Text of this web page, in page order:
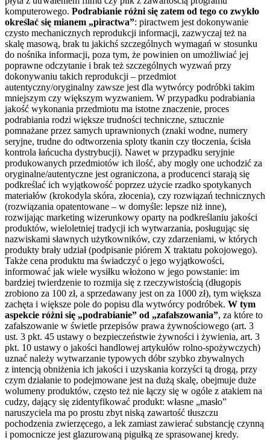
komputerowego. Podrabianie różni się zatem od tego co zwykło
określać się mianem „piractwa”: piractwem jest dokonywanie
czysto mechanicznych reprodukcji informacji, zazwyczaj też na
skalę masową, brak tu jakichś szczególnych wymagań w stosunku
do nośnika informacji, poza tym, że powinien on umożliwiać jej
poprawne odczytanie i brak też szczególnych wyzwań przy
dokonywaniu takich reprodukcji – przedmiot
autentyczny/oryginalny zawsze jest dla wytwórcy podróbki takim
mniejszym czy większym wyzwaniem. W przypadku podrabiania
jakość wykonania przedmiotu ma istotne znaczenie, proces
podrabiania rodzi większe trudności techniczne, sztucznie
pomnażane przez samych uprawnionych (znaki wodne, numery
seryjne, trudne do odtworzenia sploty tkanin czy tłoczenia, ścisła
kontrola łańcucha dystrybucji). Nawet w przypadku seryjnie
produkowanych przedmiotów ich ilość, aby mogły one uchodzić za
oryginalne/autentyczne jest ograniczona, a producenci starają się
podkreślać ich wyjątkowość poprzez użycie rzadko spotykanych
materiałów (krokodyla skóra, złocenia), czy rozwiązań technicznych
(rozwiązania opatentowane – w domyśle: lepsze niż inne),
rozwijając marketing wizerunkowy oparty na podkreślaniu jakości
produktów, wieloletniej tradycji ich wytwarzania, posługując się
nazwiskami sławnych użytkowników, czy zdarzeniami, w których
produkty brały udział (podpisanie piórem X traktatu pokojowego).
Także cena produktu ma świadczyć o jego wyjątkowości,
informować jak wiele wysiłku włożono w jego powstanie: im
bardziej twierdzenie to rozmija się z rzeczywistością (długopis
zrobiono za 100 zł, a sprzedawany jest on za 1000 zł), tym większa
zachęta i większe pole do popisu dla wytwórcy podróbek. W tym
aspekcie różni się „podrabianie” od „zafałszowania”, za które to
zafałszowanie w świetle przepisów prawa żywnościowego (art. 3
ust. 3 pkt. 45 ustawy o bezpieczeństwie żywności i żywienia, art. 3
pkt. 10 ustawy o jakości handlowej artykułów rolno-spożywczych)
uznać należy wytwarzanie typowych dóbr szybko zbywalnych
z intencją obniżenia ich jakości i uzyskania korzyści tą drogą, przy
czym działanie to podejmowane jest na dużą skalę, obejmuje duże
wolumeny produktów, często też nie łączy się w ogóle z atakiem na
cudzy, dający się zidentyfikować produkt: własne „masło”
naruszyciela ma po prostu zbyt niską zawartość tłuszczu
pochodzenia zwierzęcego, a lek zamiast zawierać substancję czynną
i pomocnicze jest glazurowaną pigułką ze sprasowanej kredy.